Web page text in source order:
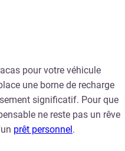
pour votre véhicule
une borne de recharge
significatif. Pour que
ne reste pas un rêve
prêt personnel .